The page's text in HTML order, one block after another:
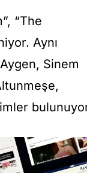
“The
Aynı
Sinem